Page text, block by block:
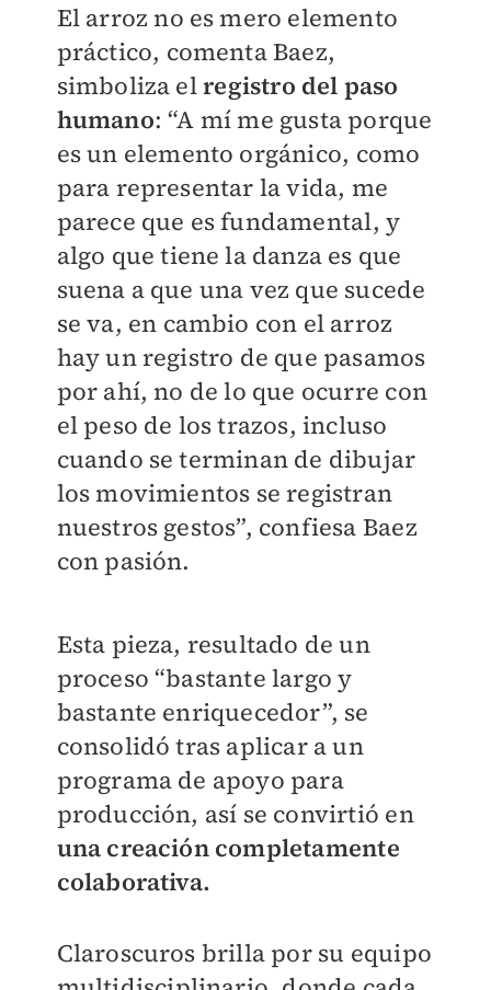
El arroz no es mero elemento
práctico, comenta Baez,
simboliza elregistro del paso
humano: “A mí me gusta porque
es un elemento orgánico, como
para representar la vida, me
parece que es fundamental, y
algo que tiene la danza es que
suena a que una vez que sucede
se va, en cambio con el arroz
hay un registro de que pasamos
por ahí, no de lo que ocurre con
el peso de los trazos, incluso
cuando se terminan de dibujar
los movimientos se registran
nuestros gestos”, confiesa Baez
con pasión.
Esta pieza, resultado de un
proceso “bastante largo y
bastante enriquecedor”, se
consolidó tras aplicar a un
programa de apoyo para
producción, así se convirtió en
una creación completamente
colaborativa.
Claroscuros brilla por su equipo